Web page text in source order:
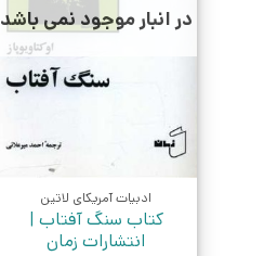
در انبار موجود نمی باشد
ادبیات آمریکای لاتین
کتاب سنگ آفتاب |
انتشارات زمان